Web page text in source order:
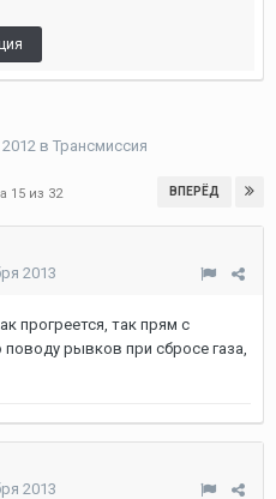
в Трансмиссия
ВПЕРЁД
15 из 32
2013
прогреется, так прям с
рывков при сбросе газа,
2013